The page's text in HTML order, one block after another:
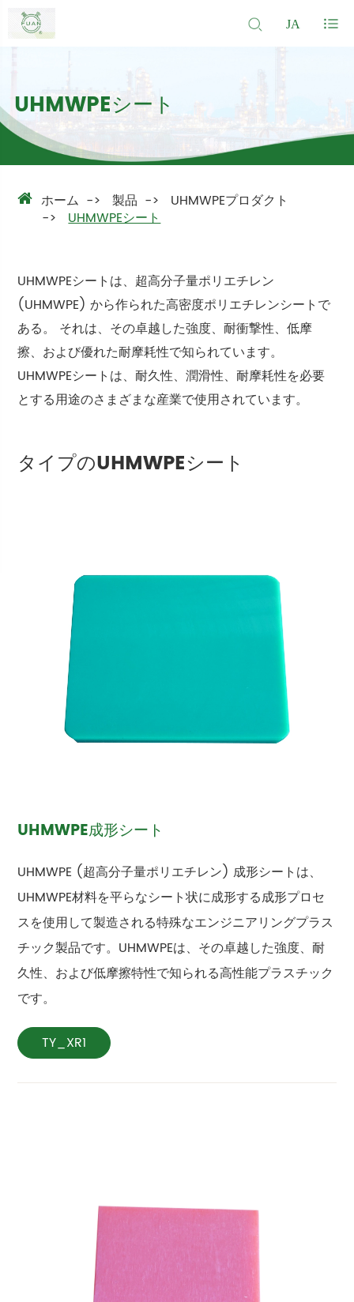
JA
UHMWPEシート
ホーム 製品
UHMWPEプロダクト
UHMWPEシート
UHMWPEシートは、超高分子量ポリエチレン
(UHMWPE) から作られた高密度ポリエチレンシートで
ある。 それは、その卓越した強度、耐衝撃性、低摩
擦、および優れた耐摩耗性で知られています。
UHMWPEシートは、耐久性、潤滑性、耐摩耗性を必要
とする用途のさまざまな産業で使用されています。
タイプのUHMWPEシート
UHMWPE成形シート
UHMWPE (超高分子量ポリエチレン) 成形シートは、
UHMWPE材料を平らなシート状に成形する成形プロセ
スを使用して製造される特殊なエンジニアリングプラス
チック製品です。UHMWPEは、その卓越した強度、耐
久性、および低摩擦特性で知られる高性能プラスチック
です。
TY_XR1